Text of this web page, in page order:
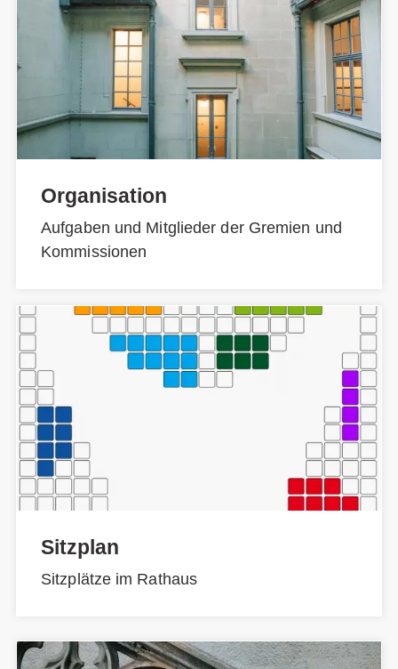
Organisation
Aufgaben und Mitglieder der Gremien und
Kommissionen
Sitzplan
Sitzplätze im Rathaus